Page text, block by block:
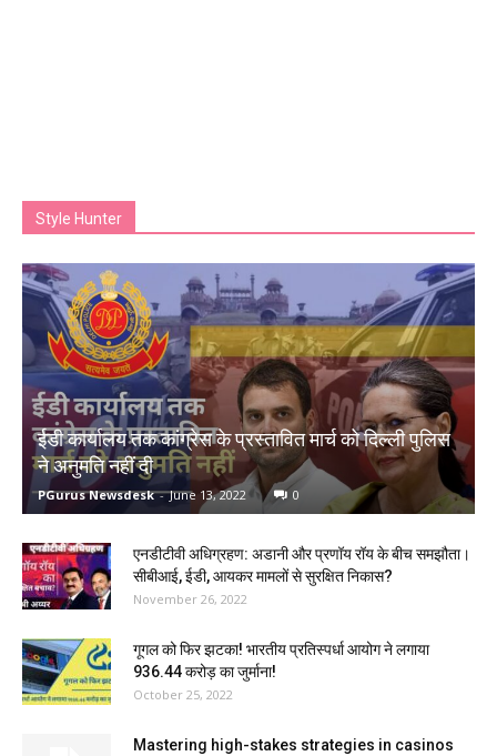
Style Hunter
ईडी कार्यालय तक कांग्रेस के प्रस्तावित मार्च को दिल्ली पुलिस
ने अनुमति नहीं दी
PGurus Newsdesk - June 13, 2022 0
एनडीटीवी अधिग्रहण: अडानी और प्रणॉय रॉय के बीच समझौता।
सीबीआई, ईडी, आयकर मामलों से सुरक्षित निकास?
November 26, 2022
गूगल को फिर झटका! भारतीय प्रतिस्पर्धा आयोग ने लगाया
₹936.44 करोड़ का जुर्माना!
October 25, 2022
Mastering high-stakes strategies in casinos